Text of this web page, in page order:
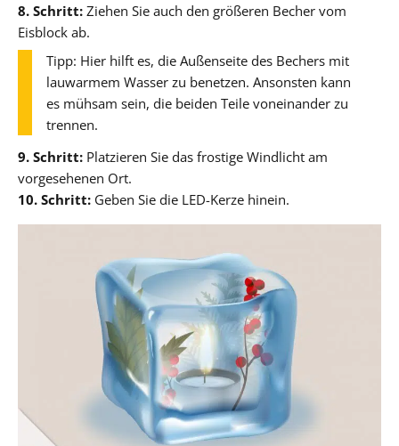
8. Schritt: Ziehen Sie auch den größeren Becher vom
Eisblock ab.
Tipp: Hier hilft es, die Außenseite des Bechers mit
lauwarmem Wasser zu benetzen. Ansonsten kann
es mühsam sein, die beiden Teile voneinander zu
trennen.
9. Schritt: Platzieren Sie das frostige Windlicht am
vorgesehenen Ort.
10. Schritt: Geben Sie die LED-Kerze hinein.